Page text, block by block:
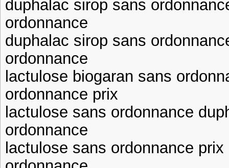
duphalac sirop sans
ordonnance
duphalac sirop sans
ordonnance
lactulose biogaran sans
ordonnance prix
lactulose sans ordonnance
ordonnance
lactulose sans ordonnance